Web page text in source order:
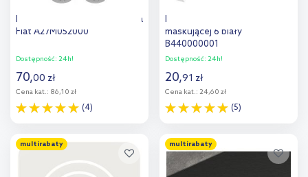
Roca zestaw nóg do brodzika
Flat A27M052000
Dostępność: 24h!
70,00 zł
Cena kat.: 86,10 zł
(4)
Dodaj do
Ravak zestaw do listwy
maskującej 6 biały
B440000001
Dostępność: 24h!
20,91 zł
Cena kat.: 24,60 zł
(5)
Dodaj do
multirabaty multirabaty